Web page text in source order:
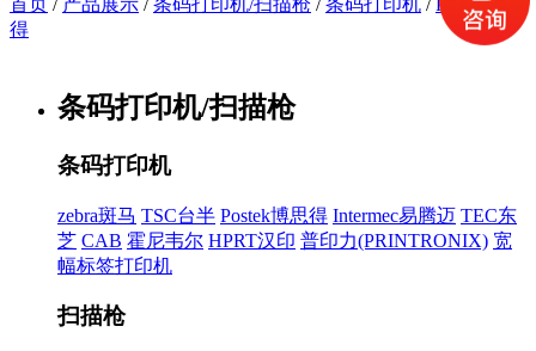
首页 / 产品展示 / 条码打印机/扫描枪 / 条码打印机 / Postek博思
得
条码打印机/扫描枪
条码打印机
zebra斑马 TSC台半 Postek博思得 Intermec易腾迈 TEC东
芝 CAB 霍尼韦尔 HPRT汉印 普印力(PRINTRONIX) 宽
幅标签打印机
扫描枪